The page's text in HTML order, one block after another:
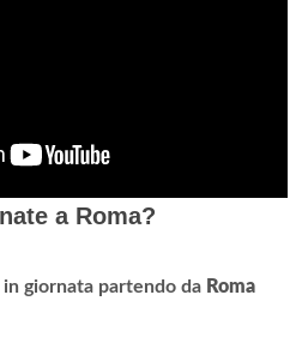
a Roma?
in giornata partendo da Roma